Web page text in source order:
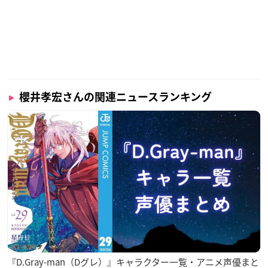
櫻井孝宏さんの関連ニュースランキング
『D.Gray-man（Dグレ）』キャラクター一覧・アニメ声優まと